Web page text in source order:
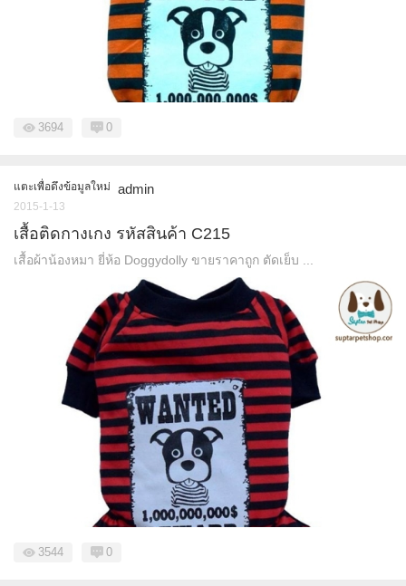
3694 0
แตะเพื่อดึงข้อมูลใหม่ admin
2015-1-13
เสื้อติดกางเกง รหัสสินค้า C215
เสื้อผ้าน้องหมา ยี่ห้อ Doggydolly ขายราคาถูก ตัดเย็บ ...
3544 0